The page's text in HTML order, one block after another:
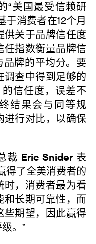
美国最受信赖研
于消费者在12个月
供关于品牌信任度
任指数衡量品牌信
品牌的平均分。要
调查中得到足够的
信任度，误差不
结果会与同等规
进行对比，以确保
裁 Eric Snider 表
得了全美消费者的
时，消费者最为看
和长期可靠性，而
些期望，因此赢得
。”